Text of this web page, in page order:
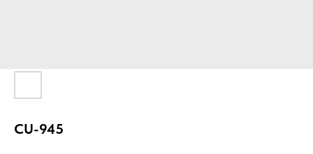
CU-945